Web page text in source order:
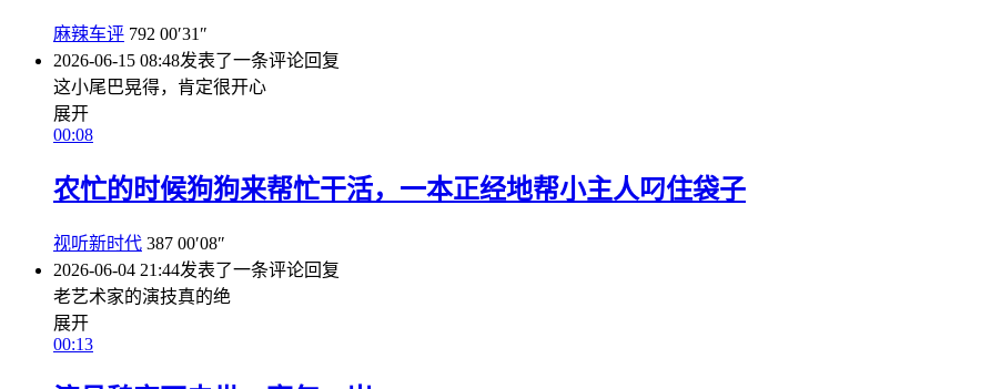
麻辣车评 792 00′31″
2026-06-15 08:48发表了一条评论回复
这小尾巴晃得，肯定很开心
展开
00:08
农忙的时候狗狗来帮忙干活，一本正经地帮小主人叼住袋子
视听新时代 387 00′08″
2026-06-04 21:44发表了一条评论回复
老艺术家的演技真的绝
展开
00:13